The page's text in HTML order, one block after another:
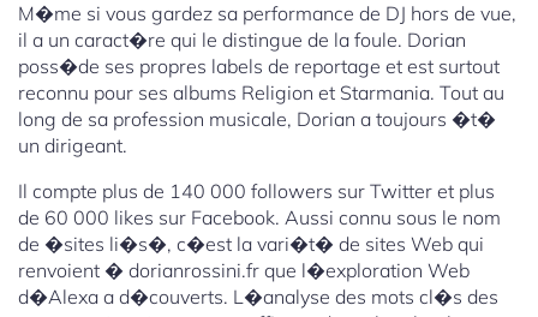
M�me si vous gardez sa performance de DJ hors de vue,
il a un caract�re qui le distingue de la foule. Dorian
poss�de ses propres labels de reportage et est surtout
reconnu pour ses albums Religion et Starmania. Tout au
long de sa profession musicale, Dorian a toujours �t�
un dirigeant.
Il compte plus de 140 000 followers sur Twitter et plus
de 60 000 likes sur Facebook. Aussi connu sous le nom
de �sites li�s�, c�est la vari�t� de sites Web qui
renvoient � dorianrossini.fr que l�exploration Web
d�Alexa a d�couverts. L�analyse des mots cl�s des